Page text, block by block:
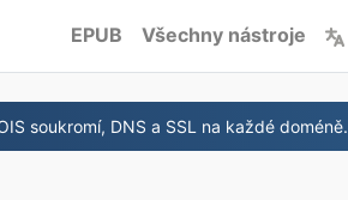
EPUB Všechny nástroje
soukromí, DNS a SSL na každé doméně.